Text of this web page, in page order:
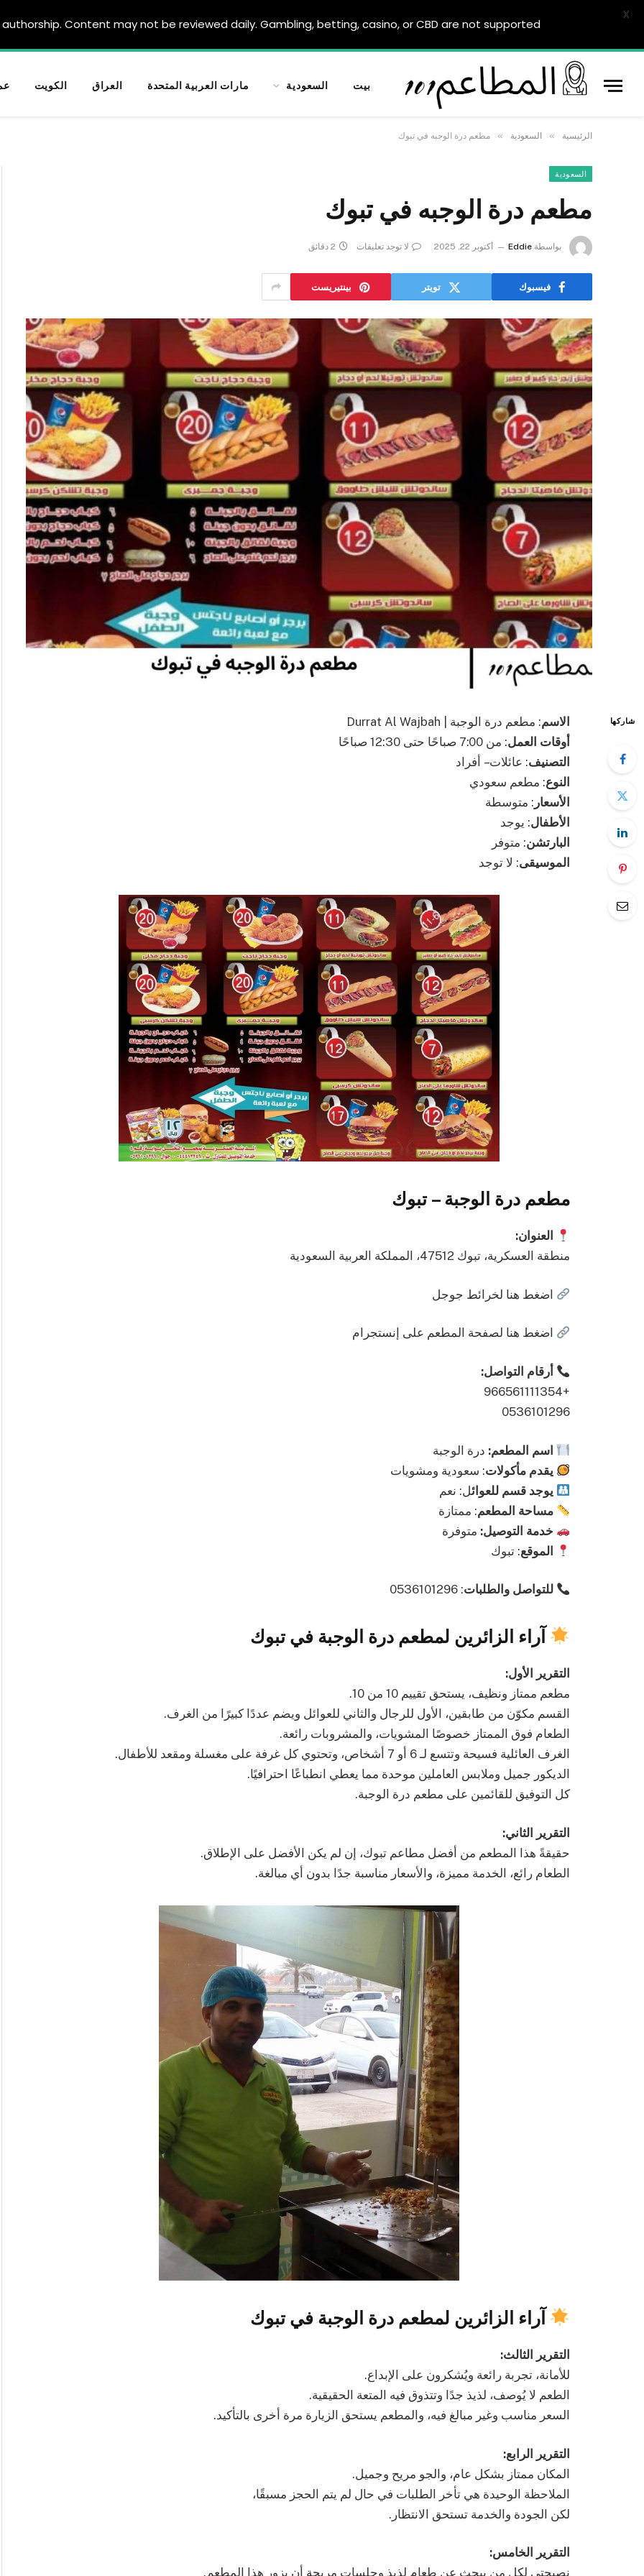
بيت السعودية مارات العربية المتحدة العراق الكويت
الرئيسية » السعودية » مطعم درة الوجبه في تبوك
السعودية
مطعم درة الوجبه في تبوك
بواسطة Eddie أكتوبر 22, 2025 لا توجد تعليقات 2 دقائق
فيسبوك تويتر بينتيريست
شاركها الاسم: مطعم درة الوجبة | Durrat Al Wajbah
أوقات العمل: من 7:00 صباحًا حتى 12:30 صباحًا
التصنيف: عائلات – أفراد
النوع: مطعم سعودي
الأسعار : متوسطة
الأطفال: يوجد
البارتشن: متوفر
الموسيقى: لا توجد
مطعم درة الوجبة – تبوك
العنوان:
منطقة العسكرية، تبوك 47512، المملكة العربية السعودية
اضغط هنا لخرائط جوجل
اضغط هنا لصفحة المطعم على إنستجرام
أرقام التواصل:
+966561111354
0536101296
اسم المطعم: درة الوجبة
يقدم مأكولات: سعودية ومشويات
يوجد قسم للعوائل: نعم
مساحة المطعم: ممتازة
خدمة التوصيل: متوفرة
الموقع: تبوك
للتواصل والطلبات: 0536101296
آراء الزائرين لمطعم درة الوجبة في تبوك
التقرير الأول:
مطعم ممتاز ونظيف، يستحق تقييم 10 من 10.
القسم مكوّن من طابقين، الأول للرجال والثاني للعوائل ويضم عددًا كبيرًا من الغرف.
الطعام فوق الممتاز خصوصًا المشويات، والمشروبات رائعة.
الغرف العائلية فسيحة وتتسع لـ 6 أو 7 أشخاص، وتحتوي كل غرفة على مغسلة ومقعد للأطفال.
الديكور جميل وملابس العاملين موحدة مما يعطي انطباعًا احترافيًا.
كل التوفيق للقائمين على مطعم درة الوجبة.
التقرير الثاني:
حقيقةً هذا المطعم من أفضل مطاعم تبوك، إن لم يكن الأفضل على الإطلاق.
الطعام رائع، الخدمة مميزة، والأسعار مناسبة جدًا بدون أي مبالغة.
آراء الزائرين لمطعم درة الوجبة في تبوك
التقرير الثالث:
للأمانة، تجربة رائعة ويُشكرون على الإبداع.
الطعم لا يُوصف، لذيذ جدًا وتتذوق فيه المتعة الحقيقية.
السعر مناسب وغير مبالغ فيه، والمطعم يستحق الزيارة مرة أخرى بالتأكيد.
التقرير الرابع:
المكان ممتاز بشكل عام، والجو مريح وجميل.
الملاحظة الوحيدة هي تأخر الطلبات في حال لم يتم الحجز مسبقًا،
لكن الجودة والخدمة تستحق الانتظار.
التقرير الخامس:
نصيحتي لكل من يبحث عن طعام لذيذ وجلسات مريحة أن يزور هذا المطعم.
Content may not be reviewed daily. Gambling, betting, casino, or CBD are not supported.
X